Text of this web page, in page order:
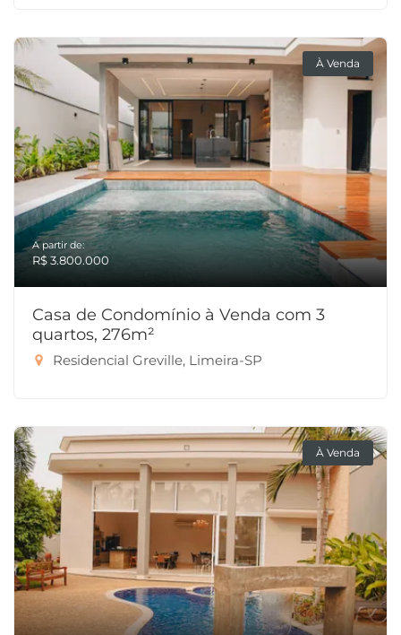
À Venda
A partir de:
R$ 3.800.000
Casa de Condomínio à Venda com 3
quartos, 276m²
Residencial Greville, Limeira-SP
À Venda